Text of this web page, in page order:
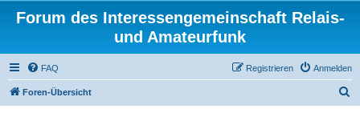
Forum des Interessengemeinschaft Relais-
und Amateurfunk
FAQ Anmelden
Registrieren
Foren-Übersicht